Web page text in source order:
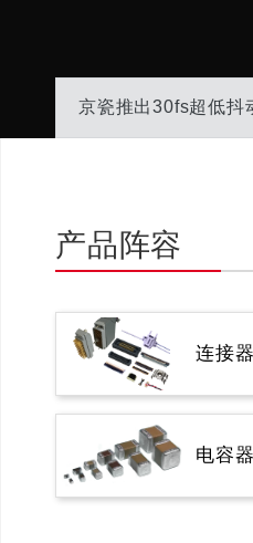
京瓷推出30fs超低抖
产品阵容
连接器
电容器